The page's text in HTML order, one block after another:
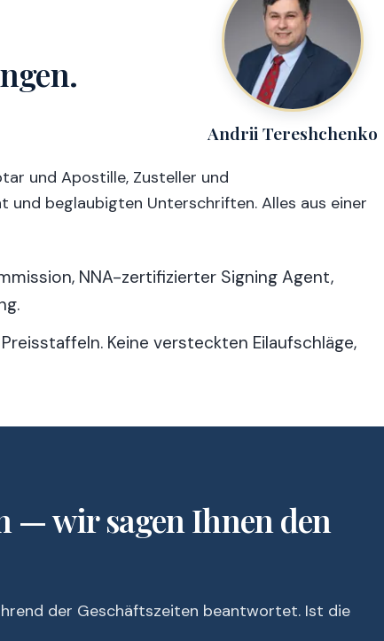
Andrii Tereshchenko
und Apostille, Zusteller und
und beglaubigten Unterschriften. Alles aus einer
NNA-zertifizierter Signing Agent,
Keine versteckten Eilaufschläge,
— wir sagen Ihnen den
der Geschäftszeiten beantwortet. Ist die